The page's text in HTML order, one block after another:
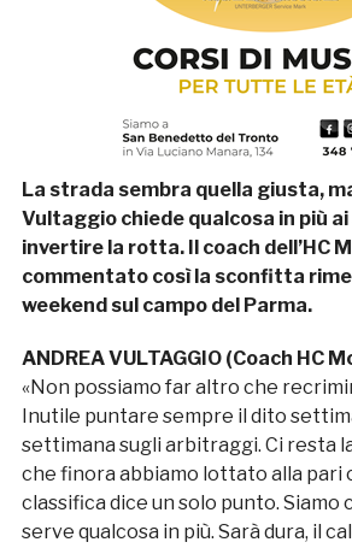
La strada sembra quella giusta,
Vultaggio chiede qualcosa in più
invertire la rotta. Il coach dell’HC
commentato così la sconfitta
weekend sul campo del Parma.
ANDREA VULTAGGIO (Coach HC
«Non possiamo far altro che
Inutile puntare sempre il dito
settimana sugli arbitraggi. Ci resta
che finora abbiamo lottato alla pari
classifica dice un solo punto. Siamo
serve qualcosa in più. Sarà dura, il